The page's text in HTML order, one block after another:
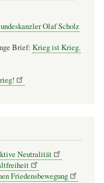
Olaf Scholz
Brief: Krieg ist Krieg.
Neutralität
Friedensbewegung